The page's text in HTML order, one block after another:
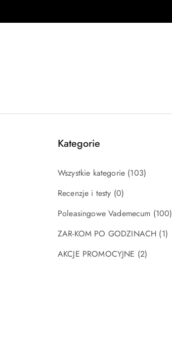
Kategorie
Wszystkie kategorie (103)
Recenzje i testy (0)
Poleasingowe Vademecum (100)
ZAR-KOM PO GODZINACH (1)
AKCJE PROMOCYJNE (2)